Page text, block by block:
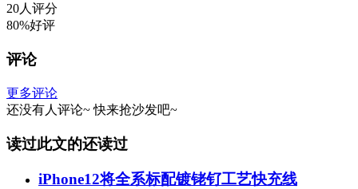
20人评分
80%好评
评论
更多评论
还没有人评论~ 快来抢沙发吧~
读过此文的还读过
iPhone12将全系标配镀铑钌工艺快充线